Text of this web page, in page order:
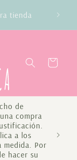
a 100€
Carrito
de
compra
a los
medida. Por
hacer su